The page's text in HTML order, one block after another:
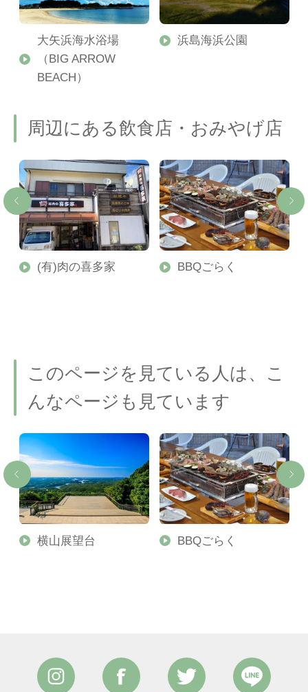
大矢浜海水浴場
（BIG ARROW
BEACH）
浜島海浜公園
周辺にある飲食店・おみやげ店
(有)肉の喜多家 BBQごらく
このページを見ている人は、こ
んなページも見ています
横山展望台 BBQごらく